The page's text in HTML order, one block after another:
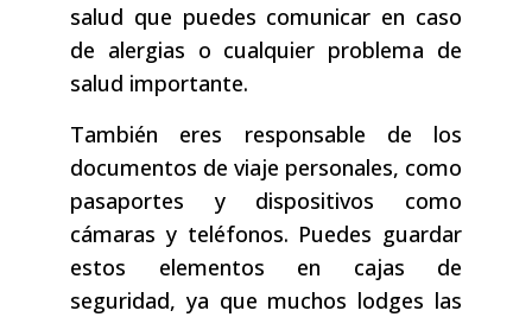
salud que puedes comunicar en caso
de alergias o cualquier problema de
salud importante.
También eres responsable de los
documentos de viaje personales, como
pasaportes y dispositivos como
cámaras y teléfonos. Puedes guardar
estos elementos en cajas de
seguridad, ya que muchos lodges las